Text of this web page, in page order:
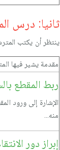
ثانيا: درس
ينتظر أن يكتب
مقدمة يشير فيها
ربط المقطع
الإشارة إلى ورود
منه...
إبراز دور